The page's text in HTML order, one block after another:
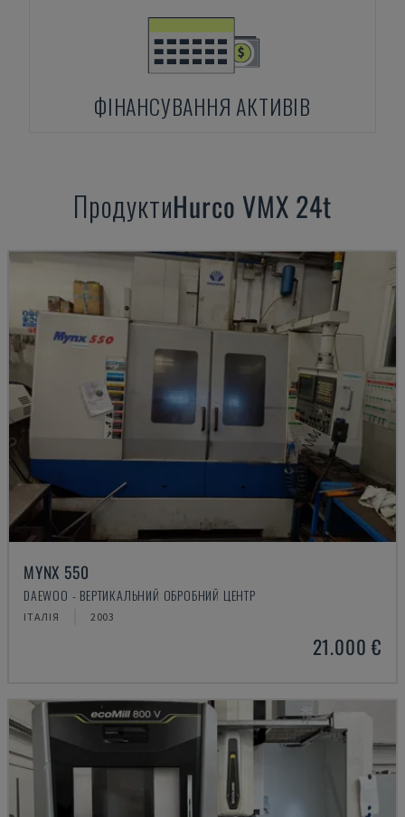
ФІНАНСУВАННЯ АКТИВІВ
ПродуктиHurco VMX 24t
MYNX 550
DAEWOO - ВЕРТИКАЛЬНИЙ ОБРОБНИЙ ЦЕНТР
ІТАЛІЯ 2003
21.000 €